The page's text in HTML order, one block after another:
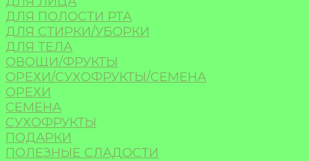
ДЛЯ ПОЛОСТИ РТА
ДЛЯ СТИРКИ/УБОРКИ
ДЛЯ ТЕЛА
ОВОЩИ/ФРУКТЫ
ОРЕХИ/СУХОФРУКТЫ/СЕМЕНА
ОРЕХИ
СЕМЕНА
СУХОФРУКТЫ
ПОДАРКИ
ПОЛЕЗНЫЕ СЛАДОСТИ